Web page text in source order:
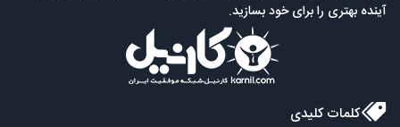
آینده بهتری را برای خود بسازید.
کلمات کلیدی